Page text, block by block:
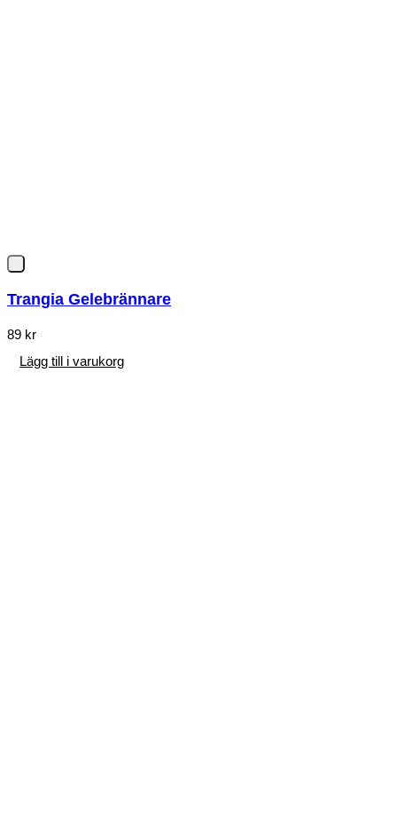
Trangia Gelebrännare
89 kr
Lägg till i varukorg